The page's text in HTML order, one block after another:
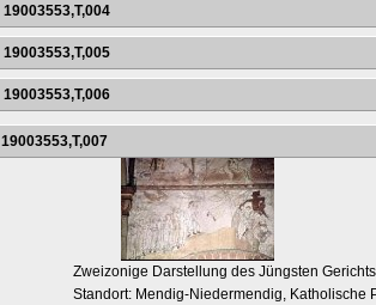
19003553,T,004
19003553,T,005
19003553,T,006
19003553,T,007
Zweizonige Darstellung des Jüngsten
Standort: Mendig-Niedermendig, Katholische